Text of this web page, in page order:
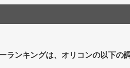
ランキングは、オリコンの以下の